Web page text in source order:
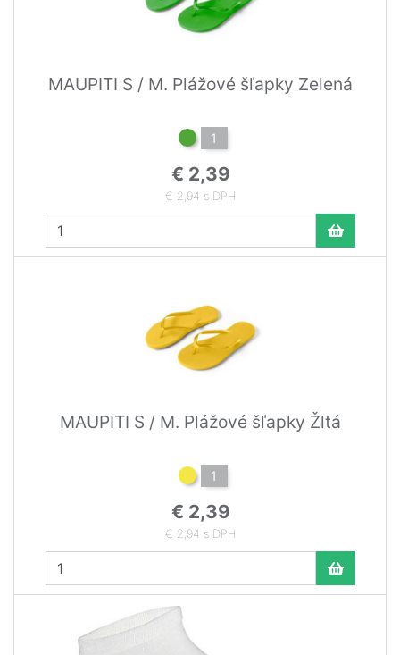
MAUPITI S / M. Plážové šľapky Zelená
1
€ 2,39
€ 2,94 s DPH
MAUPITI S / M. Plážové šľapky Žltá
1
€ 2,39
€ 2,94 s DPH